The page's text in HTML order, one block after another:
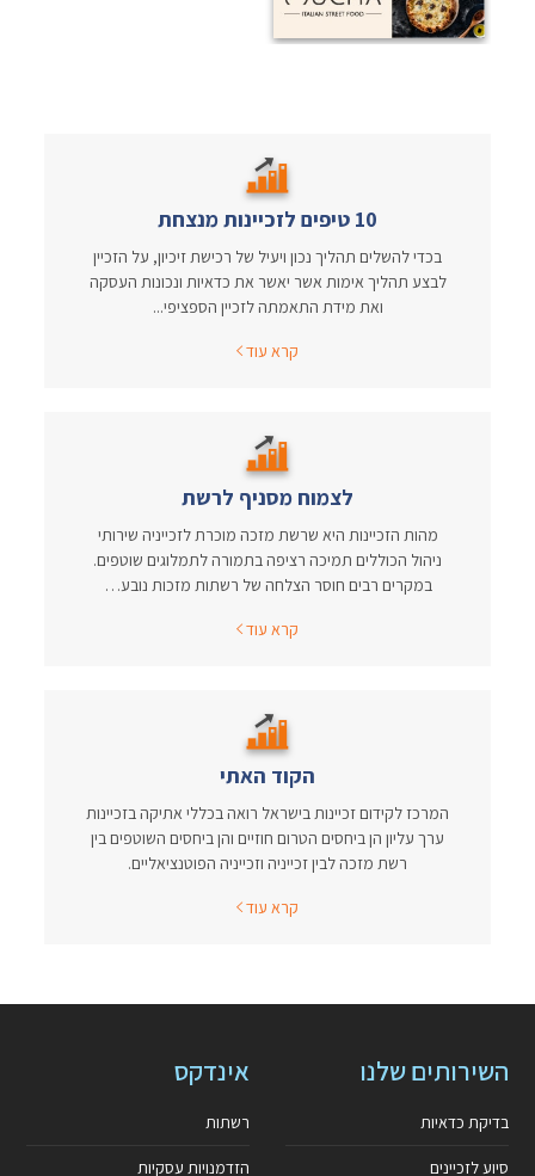
10 טיפים לזכיינות מנצחת
בכדי להשלים תהליך נכון ויעיל של רכישת זיכיון, על הזכיין
לבצע תהליך אימות אשר יאשר את כדאיות ונכונות העסקה
ואת מידת התאמתה לזכיין הספציפי...
קרא עוד
לצמוח מסניף לרשת
מהות הזכיינות היא שרשת מזכה מוכרת לזכייניה שירותי
ניהול הכוללים תמיכה רציפה בתמורה לתמלוגים שוטפים.
במקרים רבים חוסר הצלחה של רשתות מזכות נובע…
קרא עוד
הקוד האתי
המרכז לקידום זכיינות בישראל רואה בכללי אתיקה בזכיינות
ערך עליון הן ביחסים הטרום חוזיים והן ביחסים השוטפים בין
רשת מזכה לבין זכייניה וזכייניה הפוטנציאליים.
קרא עוד
השירותים שלנו
בדיקת כדאיות
סיוע לזכיינים
אינדקס
רשתות
הזדמנויות עסקיות